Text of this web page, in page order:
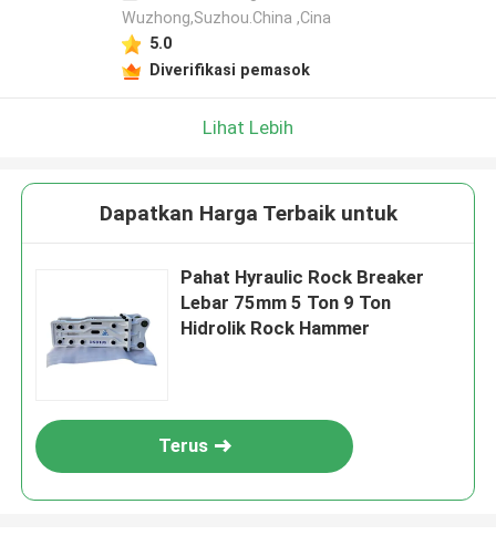
Wuzhong,Suzhou.China ,Cina
5.0
Diverifikasi pemasok
Lihat Lebih
Dapatkan Harga Terbaik untuk
Pahat Hyraulic Rock Breaker
Lebar 75mm 5 Ton 9 Ton
Hidrolik Rock Hammer
Terus